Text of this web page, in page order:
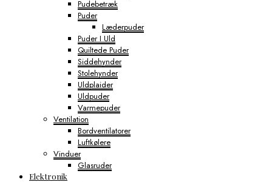
Pudebetræk
Puder
Læderpuder
Puder I Uld
Quiltede Puder
Siddehynder
Stolehynder
Uldplaider
Uldpuder
Varmepuder
Ventilation
Bordventilatorer
Luftkølere
Vinduer
Glasruder
Elektronik